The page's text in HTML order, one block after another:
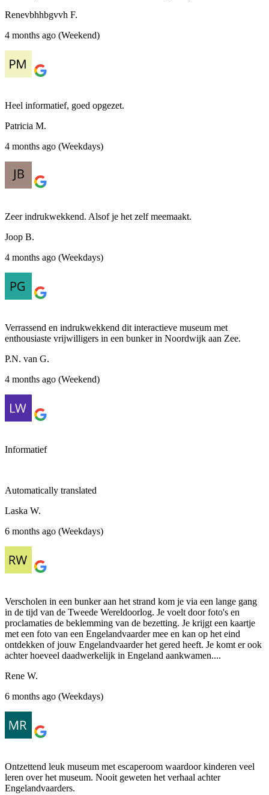
Renevbhhbgvvh F.
4 months ago (Weekend)
Heel informatief, goed opgezet.
Patricia M.
4 months ago (Weekdays)
Zeer indrukwekkend. Alsof je het zelf meemaakt.
Joop B.
4 months ago (Weekdays)
Verrassend en indrukwekkend dit interactieve museum met
enthousiaste vrijwilligers in een bunker in Noordwijk aan Zee.
P.N. van G.
4 months ago (Weekend)
Informatief
Automatically translated
Laska W.
6 months ago (Weekdays)
Verscholen in een bunker aan het strand kom je via een lange gang
in de tijd van de Tweede Wereldoorlog. Je voelt door foto's en
proclamaties de beklemming van de bezetting. Je krijgt een kaartje
met een foto van een Engelandvaarder mee en kan op het eind
ontdekken of jouw Engelandvaarder het gered heeft. Je komt er ook
achter hoeveel daadwerkelijk in Engeland aankwamen....
Rene W.
6 months ago (Weekdays)
Ontzettend leuk museum met escaperoom waardoor kinderen veel
leren over het museum. Nooit geweten het verhaal achter
Engelandvaarders.